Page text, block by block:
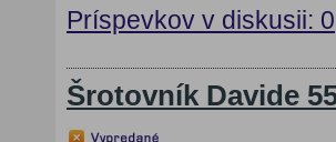
Príspevkov v diskusii: 0
Šrotovník Davide